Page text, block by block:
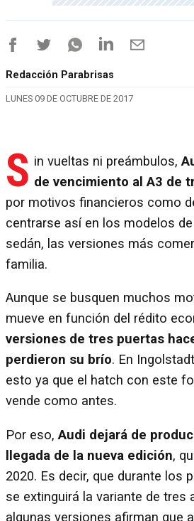
Redacción Parabrisas
LUNES 09 DE OCTUBRE DE 2017
S in vueltas ni preámbulos,
de vencimiento al A3 de
por motivos financieros como
centrarse así en los modelos
sedán, las versiones más
familia.
Aunque se busquen muchos
mueve en función del rédito
versiones de tres puertas
perdieron su brío. En
esto ya que el hatch con este
vende como antes.
Por eso,Audi dejará de
llegada de la nueva edición,
2020. Es decir, que durante los
se extinguirá la variante de tres
algunas versiones afirman que